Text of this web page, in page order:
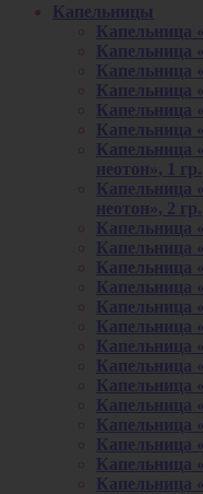
Капельницы
Капельница
Капельница
Капельница
Капельница
Капельница
Капельница
Капельница
неотон», 1 гр.
Капельница
неотон», 2 гр.
Капельница
Капельница
Капельница
Капельница
Капельница
Капельница
Капельница
Капельница
Капельница
Капельница
Капельница
Капельница
Капельница
Капельница